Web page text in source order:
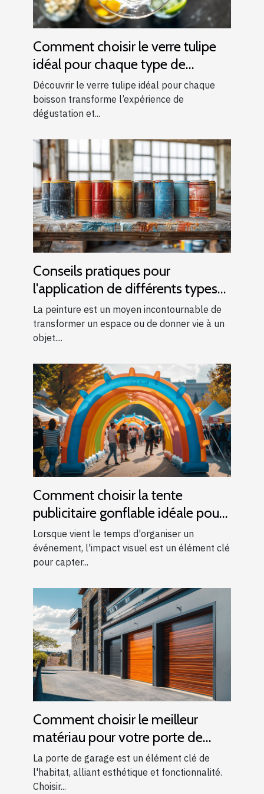
Comment choisir le verre tulipe
idéal pour chaque type de
boisson ?
Découvrir le verre tulipe idéal pour chaque
boisson transforme l’expérience de
dégustation et...
Conseils pratiques pour
l'application de différents types
de peintures
La peinture est un moyen incontournable de
transformer un espace ou de donner vie à un
objet....
Comment choisir la tente
publicitaire gonflable idéale pour
vos événements
Lorsque vient le temps d'organiser un
événement, l'impact visuel est un élément clé
pour capter...
Comment choisir le meilleur
matériau pour votre porte de
garage
La porte de garage est un élément clé de
l'habitat, alliant esthétique et fonctionnalité.
Choisir...